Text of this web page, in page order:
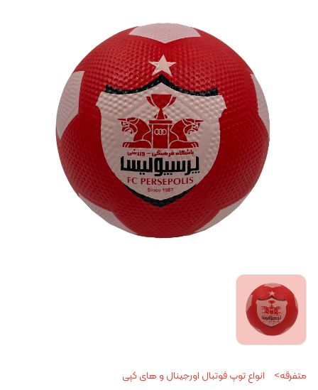
متفرقه انواع توپ فوتبال اورجینال و های کپی